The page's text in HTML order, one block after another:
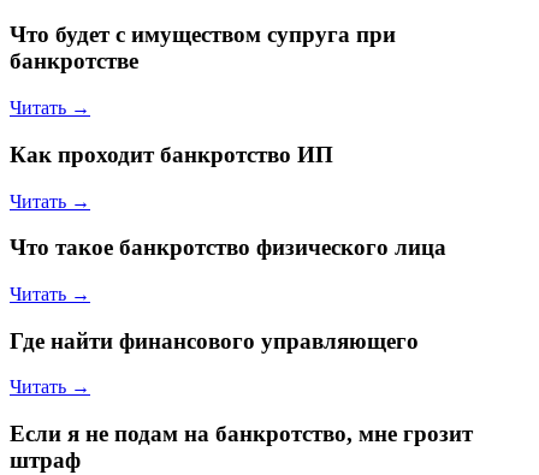
Что будет с имуществом супруга при
банкротстве
Читать →
Как проходит банкротство ИП
Читать →
Что такое банкротство физического лица
Читать →
Где найти финансового управляющего
Читать →
Если я не подам на банкротство, мне грозит
штраф